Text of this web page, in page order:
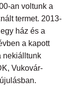
an voltunk a
termet. 2013-
ház és a
a kapott
nekiálltunk
Vukovár-